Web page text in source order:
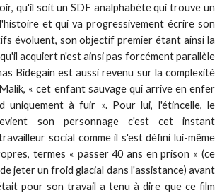
qu'il soit un SDF analphabète qui trouve un
et qui va progressivement écrire son
évoluent, son objectif premier étant ainsi la
acquiert n'est ainsi pas forcément parallèle
Bidegain est aussi revenu sur la complexité
« cet enfant sauvage qui arrive en enfer
uniquement à fuir ». Pour lui, l'étincelle, le
son personnage c'est cet instant
social comme il s'est défini lui-même
termes « passer 40 ans en prison » (ce
jeter un froid glacial dans l'assistance) avant
pour son travail a tenu à dire que ce film